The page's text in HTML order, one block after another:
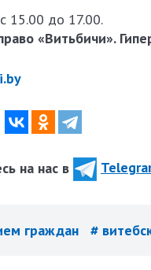
15.00 до 17.00.
«Витьбичи».
на нас в
граждан #